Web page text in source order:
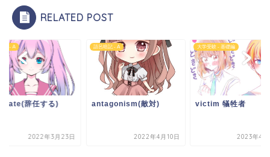
RELATED POST
記 - A
辞任する)
2022年3月23日
語呂暗記 - A
antagonism(敵対)
2022年4月10日
大学受験 - 基礎編
victim 犠牲者
2023年4